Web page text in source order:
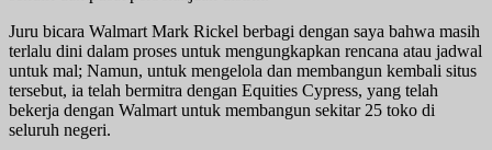
Juru bicara Walmart Mark Rickel berbagi dengan saya bahwa masih
terlalu dini dalam proses untuk mengungkapkan rencana atau jadwal
untuk mal; Namun, untuk mengelola dan membangun kembali situs
tersebut, ia telah bermitra dengan Equities Cypress, yang telah
bekerja dengan Walmart untuk membangun sekitar 25 toko di
seluruh negeri.